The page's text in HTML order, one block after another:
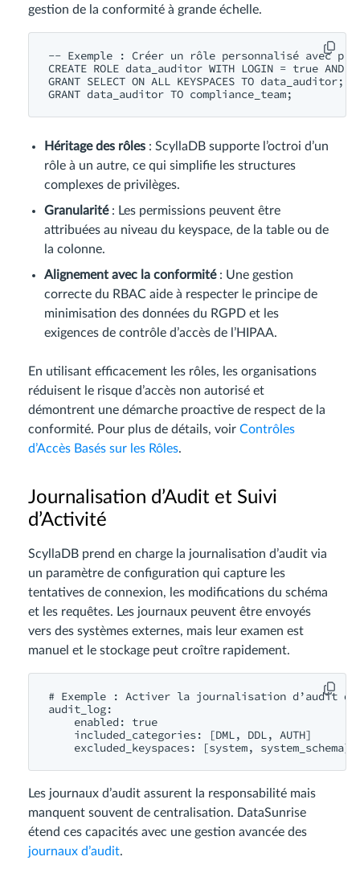
gestion de la conformité à grande échelle.
-- Exemple : Créer un rôle personnalisé avec
CREATE ROLE data_auditor WITH LOGIN = true AND
GRANT SELECT ON ALL KEYSPACES TO data_auditor;
Héritage des rôles : ScyllaDB supporte l’octroi d’un
rôle à un autre, ce qui simplifie les structures
complexes de privilèges.
Granularité: Les permissions peuvent être
attribuées au niveau du keyspace, de la table ou de
la colonne.
Alignement avec la conformité: Une gestion
correcte du RBAC aide à respecter le principe de
minimisation des données du RGPD et les
exigences de contrôle d’accès de l’HIPAA.
En utilisant efficacement les rôles, les organisations
réduisent le risque d’accès non autorisé et
démontrent une démarche proactive de respect de la
conformité. Pour plus de détails, voir Contrôles
d’Accès Basés sur les Rôles.
Journalisation d’Audit et Suivi
d’Activité
ScyllaDB prend en charge la journalisation d’audit via
un paramètre de configuration qui capture les
tentatives de connexion, les modifications du schéma
et les requêtes. Les journaux peuvent être envoyés
vers des systèmes externes, mais leur examen est
manuel et le stockage peut croître rapidement.
# Exemple : Activer la journalisation d’audit
audit_log:
    enabled: true
    included_categories: [DML, DDL, AUTH]
Les journaux d’audit assurent la responsabilité mais
manquent souvent de centralisation. DataSunrise
étend ces capacités avec une gestion avancée des
journaux d’audit.